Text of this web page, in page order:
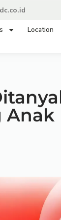
Location
Anak